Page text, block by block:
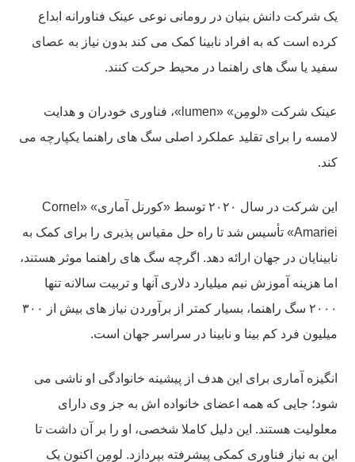
یک شرکت دانش بنیان در رومانی نوعی عینک فناورانه ابداع
کرده است که به افراد نابینا کمک می کند بدون نیاز به عصای
سفید یا سگ های راهنما در محیط حرکت کنند.
عینک شرکت «لومِن» «lumen»، فناوری خودران و هدایت
لامسه را برای تقلید عملکرد اصلی سگ های راهنما یکپارچه می
کند.
این شرکت در سال ۲۰۲۰ توسط «کورنل آماری» «Cornel
Amariei» تأسیس شد تا راه حل مقیاس پذیری را برای کمک به
نابینایان در جهان ارائه دهد. اگرچه سگ های راهنما موثر هستند،
اما هزینه آموزش نیم میلیارد دلاری آنها و تربیت سالانه تنها
۲۰۰۰ سگ راهنما، بسیار کمتر از برآوردن نیاز های بیش از ۳۰۰
میلیون فرد کم بینا و نابینا در سراسر جهان است.
انگیزه آماری برای این هدف از پیشینه خانوادگی او ناشی می
شود؛ جایی که همه اعضای خانواده اش به جز وی دارای
معلولیت هستند. این دلیل کاملا شخصی، او را بر آن داشت تا
این به نیاز فناوری کمکی پیشرفته بپردازد. لومِن اکنون یک